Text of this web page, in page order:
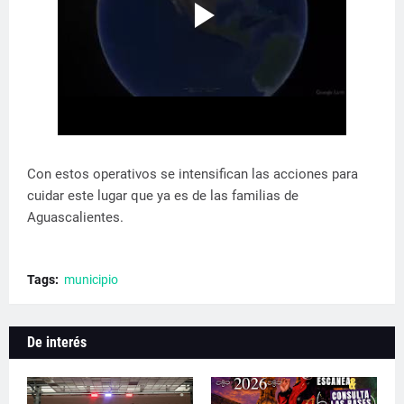
Con estos operativos se intensifican las acciones para
cuidar este lugar que ya es de las familias de
Aguascalientes.
Tags: municipio
De interés